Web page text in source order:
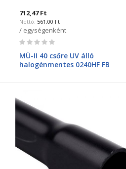
712,47 Ft
561,00 Ft
/ egységenként
Rating:
0%
MÜ-II 40 csőre UV álló
halogénmentes 0240HF FB